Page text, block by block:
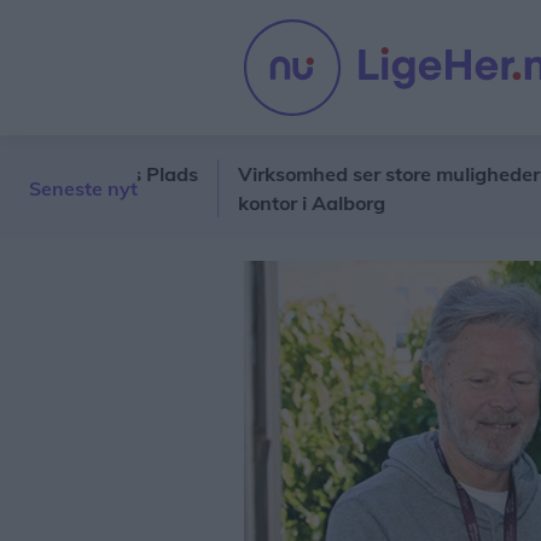
Seneste nyt
Virksomhed ser store muligheder i
kontor i Aalborg